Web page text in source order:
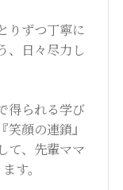
りずつ丁寧に
、日々尽力し
得られる学び
顔の連鎖』
て、先輩ママ
す。